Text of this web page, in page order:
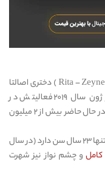
زینب سوالپ با نام مستعار و لقب ریتا ( Rita – Zeynep Sualp ) دختری اصالتا
عرب و عراقی که در ترکیه زندگی میکند. ریتا از ژون سال ۲۰۱۹ فعالیتش در
سوشان مدیا و شبکه های اجتماعی رو آغاز کرد و در حال حاضر بیش از ۲ میلیون
ریتا معروف ترین پابجی پلیر عراقی در دنیا است و تنها ۲۳ سال سن دارد (در سال
و چشم نواز نیز شهرت